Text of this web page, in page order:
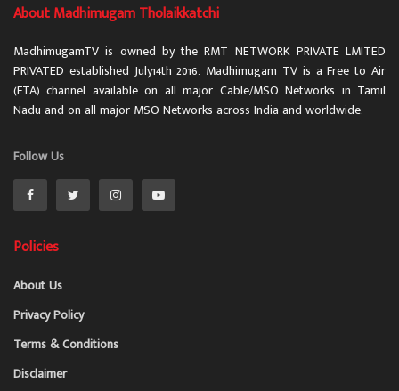
About Madhimugam Tholaikkatchi
MadhimugamTV is owned by the RMT NETWORK PRIVATE LMITED
PRIVATED established July14th 2016. Madhimugam TV is a Free to Air
(FTA) channel available on all major Cable/MSO Networks in Tamil
Nadu and on all major MSO Networks across India and worldwide.
Follow Us
Policies
About Us
Privacy Policy
Terms & Conditions
Disclaimer